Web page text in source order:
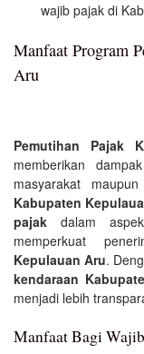
wajib pajak di
Manfaat Program
Aru
Pemutihan Pajak
memberikan
masyarakat
Kabupaten
pajak dalam
memperkuat
Kepulauan Aru.
kendaraan
menjadi lebih
Manfaat Bagi